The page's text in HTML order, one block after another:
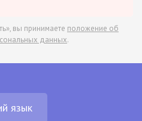
вы принимаете положение об
данных.
язык